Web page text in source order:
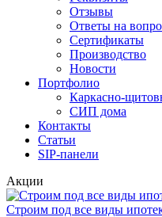
Отзывы
Ответы на
Сертификаты
Производство
Новости
Портфолио
Каркасно-
СИП дома
Контакты
Статьи
SIP-панели
Акции
Строим под все виды